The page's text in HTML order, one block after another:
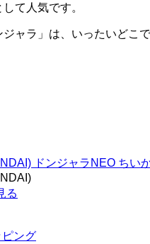
て人気です。
ジャラ」は、いったいどこ
ドンジャラNEO ちい
る
ング